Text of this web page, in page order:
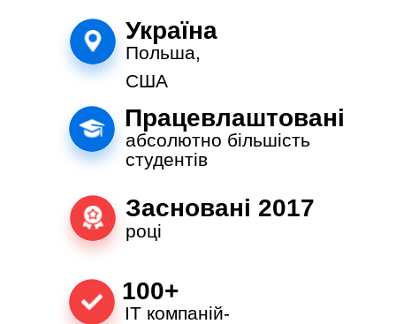
Працевлаштовані
абсолютно більшість
студентів
100+
ІТ компаній-
Україна
Польша,
США
Засновані 2017
році